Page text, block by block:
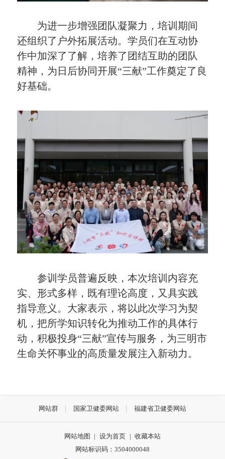
为进一步增强团队凝聚力，培训期间
还组织了户外拓展活动。学员们在互动协
作中加深了了解，培养了团结互助的团队
精神，为日后协同开展“三献”工作奠定了良
好基础。
参训学员普遍反映，本次培训内容充
实、形式多样，既有理论高度，又具实践
指导意义。大家表示，将以此次学习为契
机，把所学知识转化为推动工作的具体行
动，积极投身“三献”宣传与服务，为三明市
生命关怀事业的高质量发展注入新动力。
网站群 国家卫健委网站 福建省卫健委网站
网站地图 | 设为首页 | 收藏本站
网站标识码：3504000048